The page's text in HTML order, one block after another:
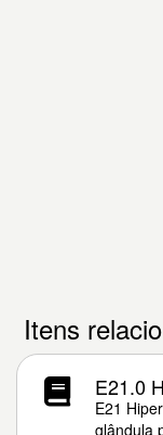
Itens
E21.0
E21
glândula